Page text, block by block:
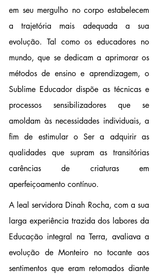
em seu mergulho no corpo estabelecem
a trajetória mais adequada a sua
evolução. Tal como os educadores no
mundo, que se dedicam a aprimorar os
métodos de ensino e aprendizagem, o
Sublime Educador dispõe as técnicas e
processos sensibilizadores que se
amoldam às necessidades individuais, a
fim de estimular o Ser a adquirir as
qualidades que supram as transitórias
carências de criaturas em
aperfeiçoamento contínuo.
A leal servidora Dinah Rocha, com a sua
larga experiência trazida dos labores da
Educação integral na Terra, avaliava a
evolução de Monteiro no tocante aos
sentimentos que eram retomados diante